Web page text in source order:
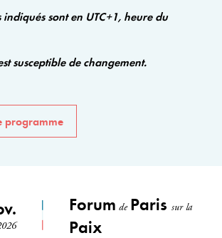
indiqués sont en UTC+1, heure du
susceptible de changement.
programme
Forum de Parissur la
Paix